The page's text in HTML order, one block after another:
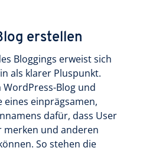
erstellen
Bloggings erweist sich
als klarer Pluspunkt.
WordPress-Blog und
eines einprägsamen,
dafür, dass User
merken und anderen
So stehen die